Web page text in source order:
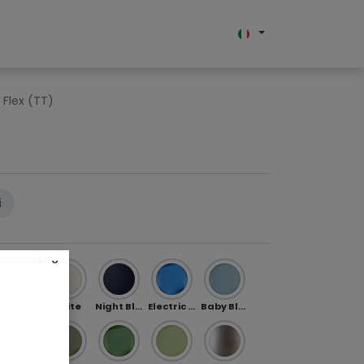
Flex (TT)
White Night Blue Electric Blue Baby Blue
×